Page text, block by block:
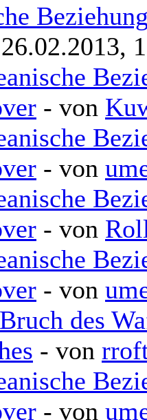
- von
- von
- von
- von
des
- von
- von